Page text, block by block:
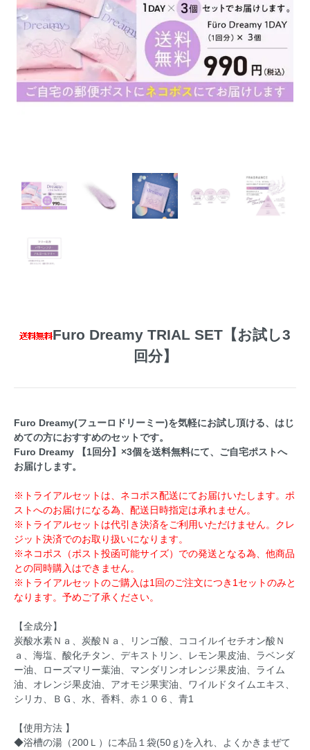
Furo Dreamy TRIAL SET【お試し3
回分】
Furo Dreamy(フューロドリーミー)を気軽にお試し頂ける、はじ
めての方におすすめのセットです。
Furo Dreamy 【1回分】×3個を送料無料にて、ご自宅ポストへ
お届けします。
※トライアルセットは、ネコポス配送にてお届けいたします。ポ
ストへのお届けになる為、配送日時指定は承れません。
※トライアルセットは代引き決済をご利用いただけません。クレ
ジット決済でのお取り扱いになります。
※ネコポス（ポスト投函可能サイズ）での発送となる為、他商品
との同時購入はできません。
※トライアルセットのご購入は1回のご注文につき1セットのみと
なります。予めご了承ください。
【全成分】
炭酸水素Ｎａ、炭酸Ｎａ、リンゴ酸、ココイルイセチオン酸Ｎ
ａ、海塩、酸化チタン、デキストリン、レモン果皮油、ラベンダ
ー油、ローズマリー葉油、マンダリンオレンジ果皮油、ライム
油、オレンジ果皮油、アオモジ果実油、ワイルドタイムエキス、
シリカ、ＢＧ、水、香料、赤１０６、青1
【使用方法 】
◆浴槽の湯（200Ｌ）に本品１袋(50ｇ)を入れ、よくかきまぜて